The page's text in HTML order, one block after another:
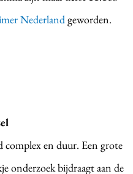
Nederland geworden.
en duur. Een grote
onderzoek bijdraagt aan de